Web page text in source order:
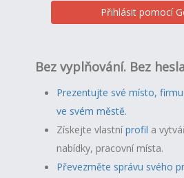
Přihlásit pomocí
Bez vyplňování. Bez
Prezentujte své místo,
ve svém městě.
Získejte vlastníprofil a v
nabídky, pracovní místa.
Převezměte správu svého